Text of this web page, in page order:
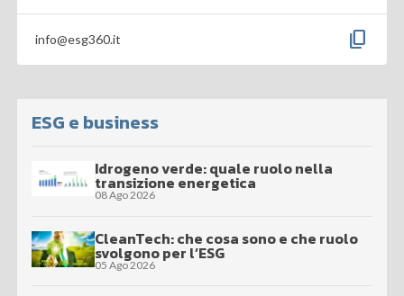
info@esg360.it content_copy
ESG e business
Idrogeno verde: quale ruolo nella
transizione energetica
08 Ago 2026
CleanTech: che cosa sono e che ruolo
svolgono per l’ESG
05 Ago 2026